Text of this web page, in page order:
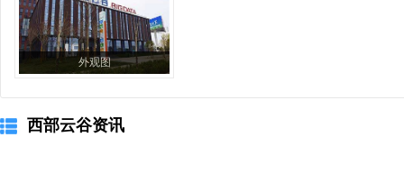
外观图
西部云谷资讯